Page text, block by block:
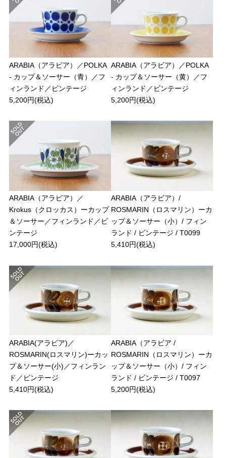
ARABIA（アラビア）／POLKA
- カップ＆ソーサー（青）／フ
ィンランド／ビンテージ
5,200円(税込)
ARABIA（アラビア）／POLKA
- カップ＆ソーサー（黄）／フ
ィンランド／ビンテージ
5,200円(税込)
ARABIA（アラビア）／
Krokus（クロッカス）ーカップ
＆ソーサー／フィンランド／ビ
ンテージ
17,000円(税込)
ARABIA（アラビア）/
ROSMARIN（ロスマリン）ーカ
ップ＆ソーサー（小）/ フィン
ランド / ビンテージ / T0099
5,410円(税込)
ARABIA(アラビア)／
ROSMARIN(ロスマリン)ーカッ
プ＆ソーサー(小)／フィンラン
ド／ビンテージ
5,410円(税込)
ARABIA（アラビア /
ROSMARIN（ロスマリン）ーカ
ップ＆ソーサー（小）/ フィン
ランド / ビンテージ / T0097
5,200円(税込)